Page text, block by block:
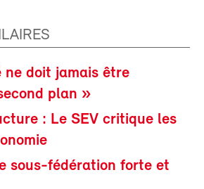
ne doit jamais être
plan »
: Le SEV critique les
sous-fédération forte et